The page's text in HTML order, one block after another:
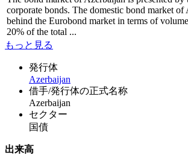
corporate bonds. The domestic bond market
behind the Eurobond market in terms of
20% of the total ...
もっと見る
発行体
Azerbaijan
借手/発行体の正式名称
Azerbaijan
セクター
国債
出来高